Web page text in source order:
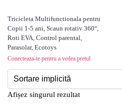
Tricicleta Multifunctionala pentru
Copii 1-5 ani, Scaun rotativ 360°,
Roti EVA, Control parental,
Parasolar, Ecotoys
Conecteaza-te pentru a vedea pretul
Afișez singurul rezultat